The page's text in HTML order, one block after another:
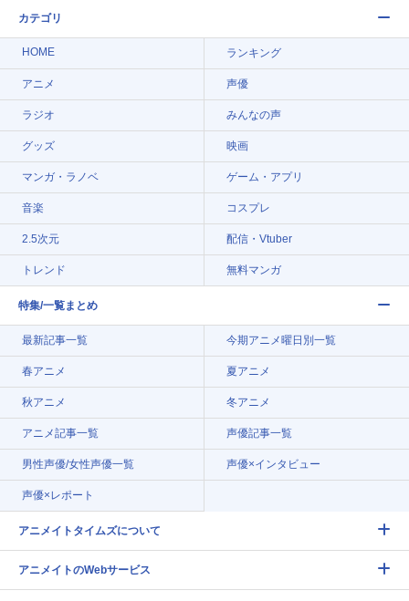
カテゴリ
HOME ランキング
アニメ 声優
ラジオ みんなの声
グッズ 映画
マンガ・ラノベ ゲーム・アプリ
音楽 コスプレ
2.5次元 配信・Vtuber
トレンド 無料マンガ
特集/一覧まとめ
最新記事一覧 今期アニメ曜日別一覧
春アニメ 夏アニメ
秋アニメ 冬アニメ
アニメ記事一覧 声優記事一覧
男性声優/女性声優一覧 声優×インタビュー
声優×レポート
アニメイトタイムズについて
アニメイトのWebサービス